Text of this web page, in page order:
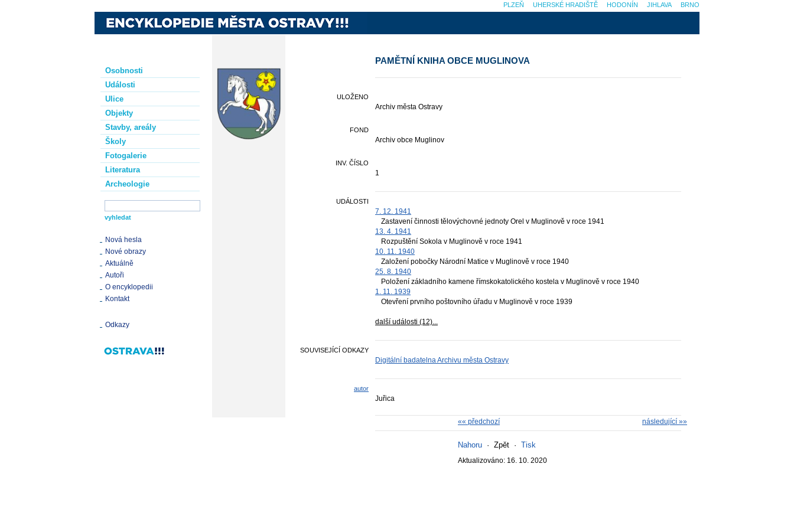
Osobnosti
Události
Ulice
Objekty
Stavby, areály
Školy
Fotogalerie
Literatura
Archeologie
Nová hesla
Nové obrazy
Aktuálně
Autoři
O encyklopedii
Kontakt
Odkazy
PAMĚTNÍ KNIHA OBCE MUGLINOVA
ULOŽENO
Archiv města Ostravy
FOND
Archiv obce Muglinov
INV. ČÍSLO
1
UDÁLOSTI
7. 12. 1941
Zastavení činnosti tělovýchovné jednoty Orel v Muglinově v roce 1941
13. 4. 1941
Rozpuštění Sokola v Muglinově v roce 1941
10. 11. 1940
Založení pobočky Národní Matice v Muglinově v roce 1940
25. 8. 1940
Položení základního kamene římskokatolického kostela v Muglinově v roce 1940
1. 11. 1939
Otevření prvního poštovního úřadu v Muglinově v roce 1939
další události (12)...
SOUVISEJÍCÍ ODKAZY
Digitální badatelna Archivu města Ostravy
autor
Juřica
následující »»
«« předchozí
Nahoru · Zpět · Tisk
Aktualizováno: 16. 10. 2020
BRNO
JIHLAVA
HODONÍN
UHERSKÉ HRADIŠTĚ
PLZEŇ